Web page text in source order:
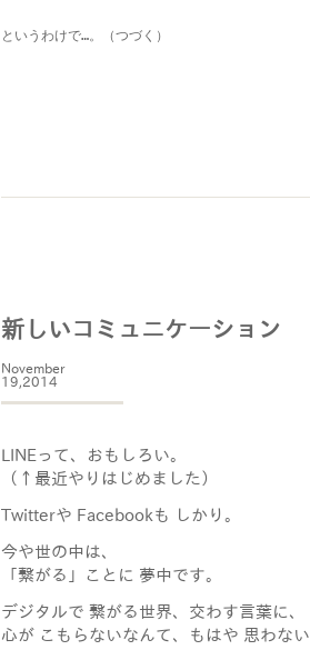
というわけで…。（つづく）
新しいコミュニケーション
November
19,2014
LINEって、おもしろい。
（↑最近やりはじめました）
Twitterや Facebookも しかり。
今や世の中は、
「繋がる」ことに 夢中です。
デジタルで 繋がる世界、交わす言葉に、
心が こもらないなんて、もはや 思わな